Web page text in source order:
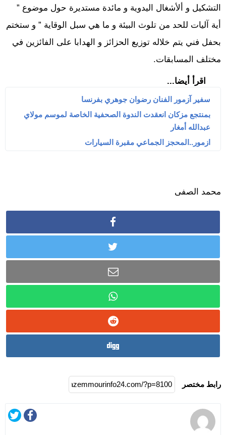
التشكيل و ألأشغال اليدوية و مائدة مستديرة حول موضوع ”
أية آليات للحد من تلوث البيئة و ما هي سبل الوقاية ” و ستختم
بحفل فني يتم خلاله توزيع الحزائز و الهدابا على الفائزين في
مختلف المسابقات.
اقرأ أيضا...
سفير آزمور الفنان رضوان جوهري بفرنسا
بمنتجع مزكان انعقدت الندوة الصحفية الخاصة لموسم مولاي
عبدالله أمغار
ازمور..المحجز الجماعي مقبرة السيارات
محمد الصفى
رابط مختصر